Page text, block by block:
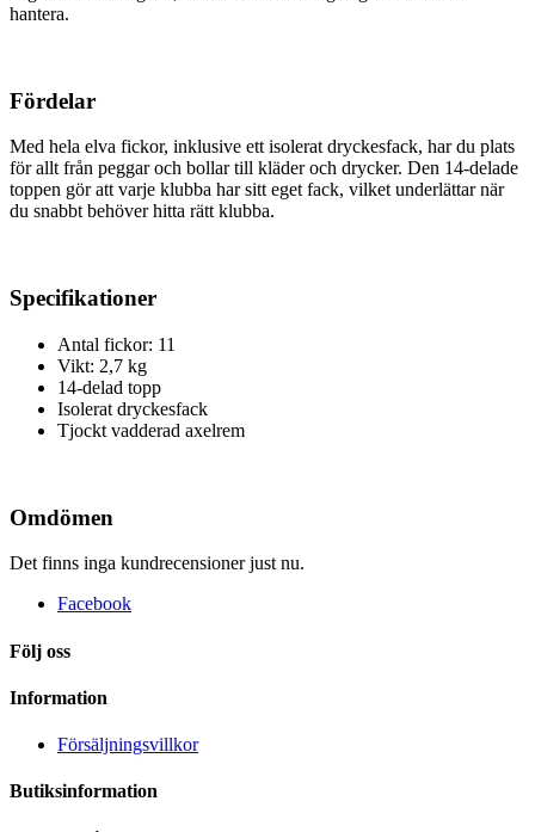
hantera.
Fördelar
Med hela elva fickor, inklusive ett isolerat dryckesfack, har du plats
för allt från peggar och bollar till kläder och drycker. Den 14-delade
toppen gör att varje klubba har sitt eget fack, vilket underlättar när
du snabbt behöver hitta rätt klubba.
Specifikationer
Antal fickor: 11
Vikt: 2,7 kg
14-delad topp
Isolerat dryckesfack
Tjockt vadderad axelrem
Omdömen
Det finns inga kundrecensioner just nu.
Facebook
Följ oss
Information
Försäljningsvillkor
Butiksinformation